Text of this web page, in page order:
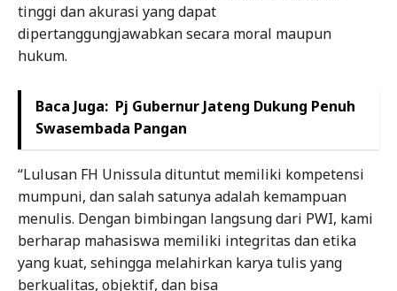
tinggi dan akurasi yang dapat
dipertanggungjawabkan secara moral maupun
hukum.
Baca Juga: Pj Gubernur Jateng Dukung Penuh
Swasembada Pangan
“Lulusan FH Unissula dituntut memiliki kompetensi
mumpuni, dan salah satunya adalah kemampuan
menulis. Dengan bimbingan langsung dari PWI, kami
berharap mahasiswa memiliki integritas dan etika
yang kuat, sehingga melahirkan karya tulis yang
berkualitas, objektif, dan bisa